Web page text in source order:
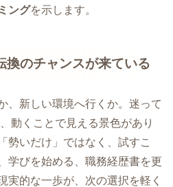
ングを示します。
換のチャンスが来ている
、新しい環境へ行くか。迷って
動くことで見える景色があり
勢いだけ」ではなく、試すこ
学びを始める、職務経歴書を更
実的な一歩が、次の選択を軽く